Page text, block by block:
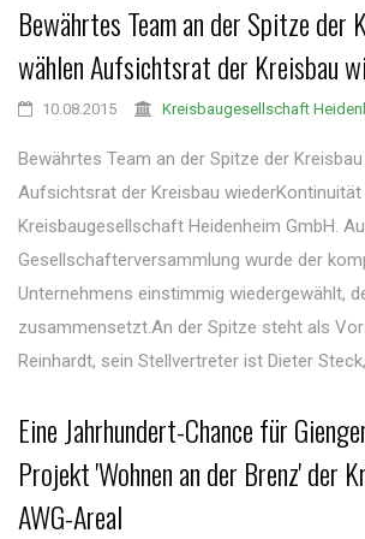
Bewährtes Team an der Spitze
wählen Aufsichtsrat der Kreisbau
10.08.2015 Kreisbaugesellschaft
Bewährtes Team an der Spitze der
Aufsichtsrat der Kreisbau
Kreisbaugesellschaft Heidenheim GmbH.
Gesellschafterversammlung wurde der
Unternehmens einstimmig wiedergewählt,
zusammensetzt.An der Spitze steht als
Reinhardt, sein Stellvertreter ist Dieter
Eine Jahrhundert-Chance für
Projekt 'Wohnen an der Brenz' der
AWG-Areal